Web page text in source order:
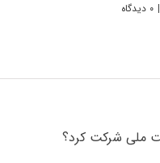
| ۰ دیدگاه